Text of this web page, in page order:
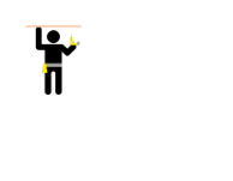
content